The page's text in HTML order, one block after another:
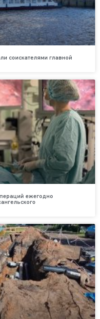
соискателями главной
ежегодно